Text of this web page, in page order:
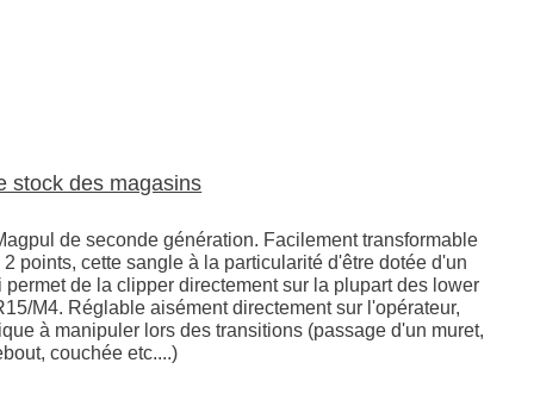
stock des magasins
de seconde génération. Facilement transformable
points, cette sangle à la particularité d'être dotée d'un
permet de la clipper directement sur la plupart des lower
M4. Réglable aisément directement sur l'opérateur,
à manipuler lors des transitions (passage d'un muret,
couchée etc....)